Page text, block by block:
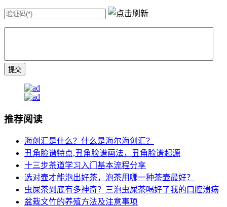
推荐阅读
海创汇是什么？什么是海尔海创汇？
丑角脸谱特点,丑角脸谱画法，丑角脸谱起源
十三步茶道学习入门基本流程分享
选对壶才能泡出好茶，泡茶用哪一种茶壶最好？
虫屎茶到底有多神奇？三泡虫屎茶喝好了我的口腔溃疡
盆栽文竹的养殖方法及注意事项